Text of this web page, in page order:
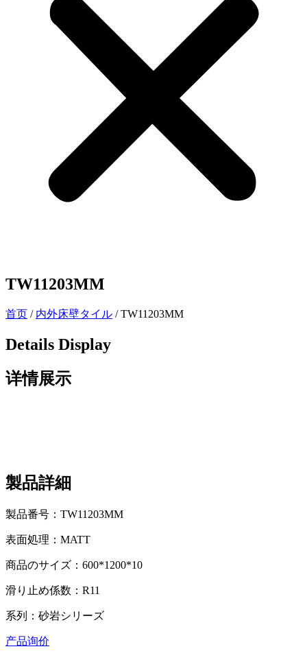
TW11203MM
首页 / 内外床壁タイル / TW11203MM
Details Display
详情展示
製品詳細
製品番号：TW11203MM
表面処理：MATT
商品のサイズ：600*1200*10
滑り止め係数：R11
系列：砂岩シリーズ
产品询价